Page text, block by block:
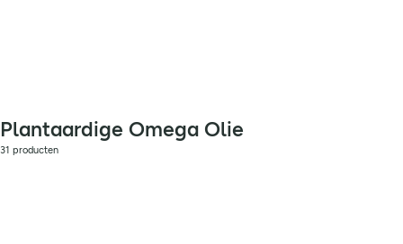
Plantaardige Omega Olie
31 producten